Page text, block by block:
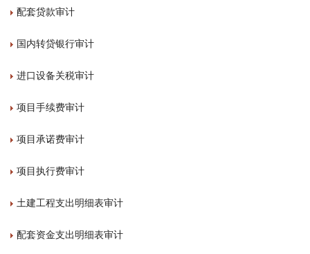
配套贷款审计
国内转贷银行审计
进口设备关税审计
项目手续费审计
项目承诺费审计
项目执行费审计
土建工程支出明细表审计
配套资金支出明细表审计